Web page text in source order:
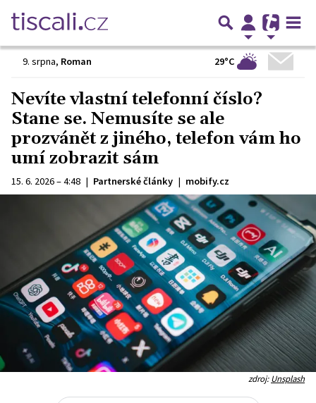
9. srpna, Roman 29°C
Nevíte vlastní telefonní číslo?
Stane se. Nemusíte se ale
prozvánět z jiného, telefon vám ho
umí zobrazit sám
15. 6. 2026 – 4:48 | Partnerské články | mobify.cz
zdroj:Unsplash